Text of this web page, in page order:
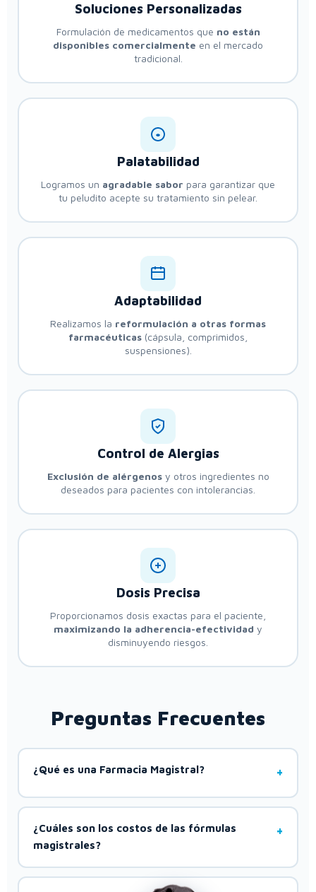
Soluciones Personalizadas
Formulación de medicamentos que no están
disponibles comercialmente en el mercado
tradicional.
Palatabilidad
Logramos un agradable sabor para garantizar que
tu peludito acepte su tratamiento sin pelear.
Adaptabilidad
Realizamos la reformulación a otras formas
farmacéuticas (cápsula, comprimidos,
suspensiones).
Control de Alergias
Exclusión de alérgenosy otros ingredientes no
deseados para pacientes con intolerancias.
Dosis Precisa
Proporcionamos dosis exactas para el paciente,
maximizando la adherencia-efectividad y
disminuyendo riesgos.
Preguntas Frecuentes
¿Qué es una Farmacia Magistral?
¿Cuáles son los costos de las fórmulas
magistrales?